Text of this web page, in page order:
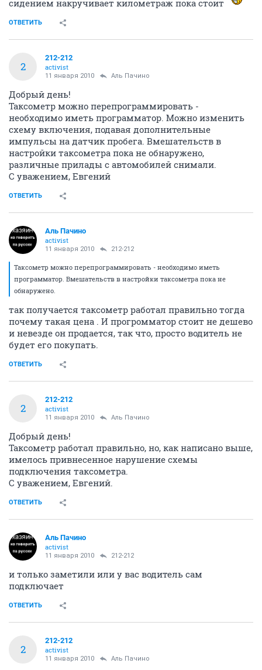
сидением накручивает километраж пока стоит
ОТВЕТИТЬ
2
212-212
activist
11 января 2010 Аль Пачино
Добрый день!
Таксометр можно перепрограммировать -
необходимо иметь программатор. Можно изменить
схему включения, подавая дополнительные
импульсы на датчик пробега. Вмешательств в
настройки таксометра пока не обнаружено,
различные прилады с автомобилей снимали.
С уважением, Евгений
ОТВЕТИТЬ
Аль Пачино
activist
11 января 2010 212-212
Таксометр можно перепрограммировать - необходимо иметь
программатор. Вмешательств в настройки таксометра пока не
обнаружено.
так получается таксометр работал правильно тогда
почему такая цена . И прогромматор стоит не дешево
и невезде он продается, так что, просто водитель не
будет его покупать.
ОТВЕТИТЬ
2
212-212
activist
11 января 2010 Аль Пачино
Добрый день!
Таксометр работал правильно, но, как написано выше,
имелось привнесенное нарушение схемы
подключения таксометра.
С уважением, Евгений.
ОТВЕТИТЬ
Аль Пачино
activist
11 января 2010 212-212
и только заметили или у вас водитель сам
подключает
ОТВЕТИТЬ
2
212-212
activist
11 января 2010 Аль Пачино